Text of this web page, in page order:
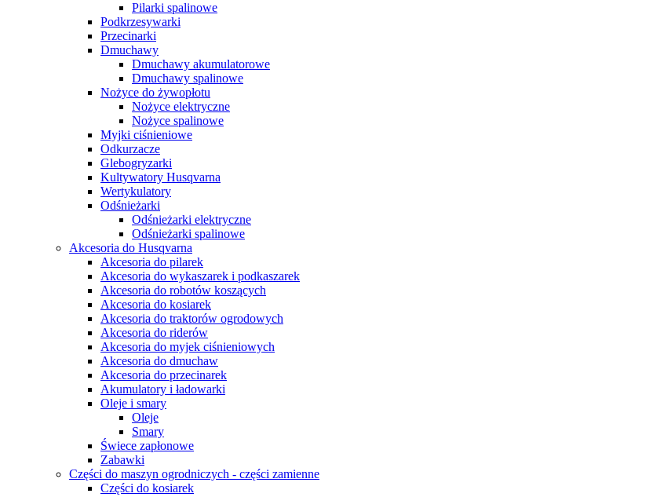
Pilarki spalinowe
Podkrzesywarki
Przecinarki
Dmuchawy
Dmuchawy akumulatorowe
Dmuchawy spalinowe
Nożyce do żywopłotu
Nożyce elektryczne
Nożyce spalinowe
Myjki ciśnieniowe
Odkurzacze
Glebogryzarki
Kultywatory Husqvarna
Wertykulatory
Odśnieżarki
Odśnieżarki elektryczne
Odśnieżarki spalinowe
Akcesoria do Husqvarna
Akcesoria do pilarek
Akcesoria do wykaszarek i podkaszarek
Akcesoria do robotów koszących
Akcesoria do kosiarek
Akcesoria do traktorów ogrodowych
Akcesoria do riderów
Akcesoria do myjek ciśnieniowych
Akcesoria do dmuchaw
Akcesoria do przecinarek
Akumulatory i ładowarki
Oleje i smary
Oleje
Smary
Świece zapłonowe
Zabawki
Części do maszyn ogrodniczych - części zamienne
Części do kosiarek